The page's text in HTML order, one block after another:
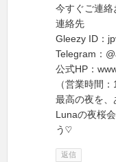
今すぐご連絡
連絡先
Gleezy ID：
Telegram：
公式HP：
（営業時間
最高の夜を、
Lunaの夜桜
う♡
返信